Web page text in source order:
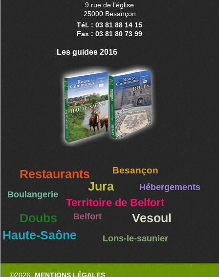
9 rue de l'église
25000 Besançon
Tél. : 03 81 88 14 15
Fax : 03 81 80 73 99
Les guides 2016
Restaurants Besançon
Jura Hébergements
Boulangerie
Territoire de Belfort
Doubs Belfort
Vesoul
Haute-Saône
Lons-le-saunier
©2026 MENTIONS LÉGALES